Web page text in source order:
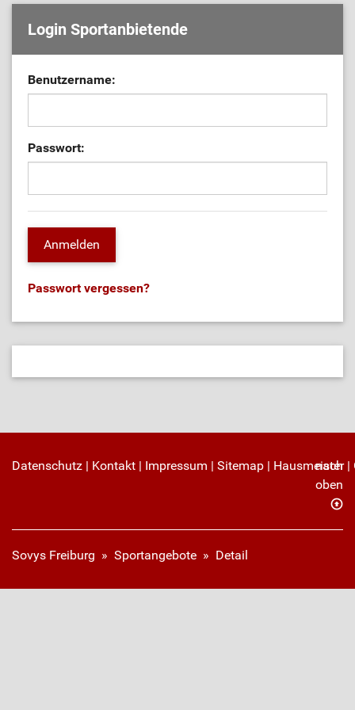
Login Sportanbietende
Benutzername:
Passwort:
Passwort vergessen?
Datenschutz | Kontakt | Impressum | Sitemap | Hausmeister|
nach
oben
Sovys Freiburg » Sportangebote » Detail